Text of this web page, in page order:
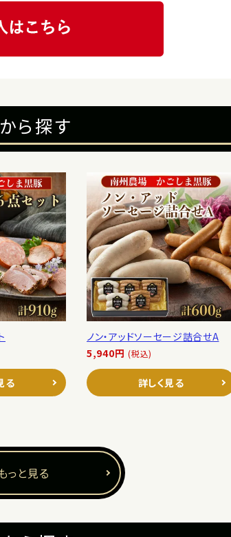
ら探す
る
ノン・アッドソーセージ詰合せA
5,940円 (税込)
詳しく見る
っと見る